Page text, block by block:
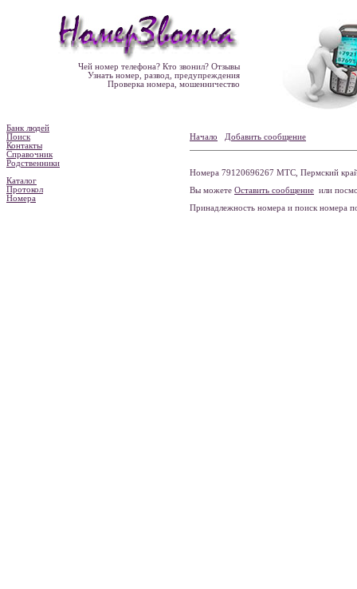
Чей номер телефона? Кто звонил? Отзывы
Узнать номер, развод, предупреждения
Проверка номера, мошенничество
Банк людей
Поиск
Контакты
Справочник
Родственники
Каталог
Протокол
Номера
Начало Добавить сообщение
Номера 79120696267 МТС, Пермский край
Вы можете Оставить сообщение или
Принадлежность номера и поиск номера